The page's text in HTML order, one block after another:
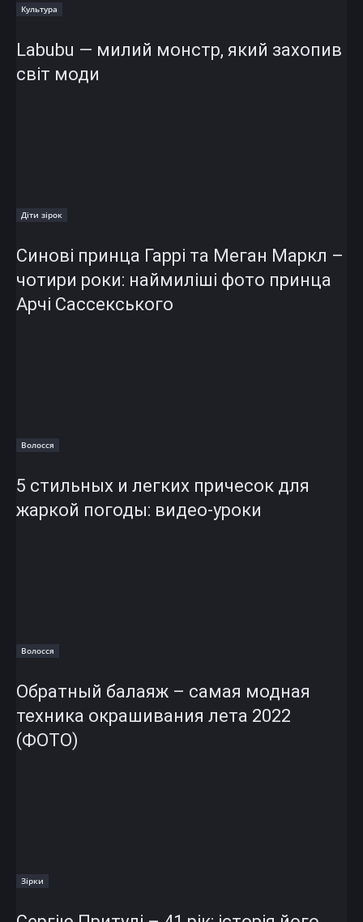
Культура
Labubu — милий монстр, який захопив
світ моди
Діти зірок
Синові принца Гаррі та Меган Маркл –
чотири роки: наймиліші фото принца
Арчі Сассекського
Волосся
5 стильных и легких причесок для
жаркой погоды: видео-уроки
Волосся
Обратный балаяж – самая модная
техника окрашивания лета 2022
(ФОТО)
Зірки